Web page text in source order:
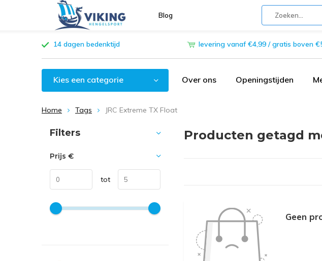
Blog
14 dagen bedenktijd levering vanaf €4,99 / gratis boven
Kies een categorie Over ons Openingstijden
Home Tags JRC Extreme TX Float
Producten getagd
Geen
Sorteren op:
Filters
Prijs €
tot